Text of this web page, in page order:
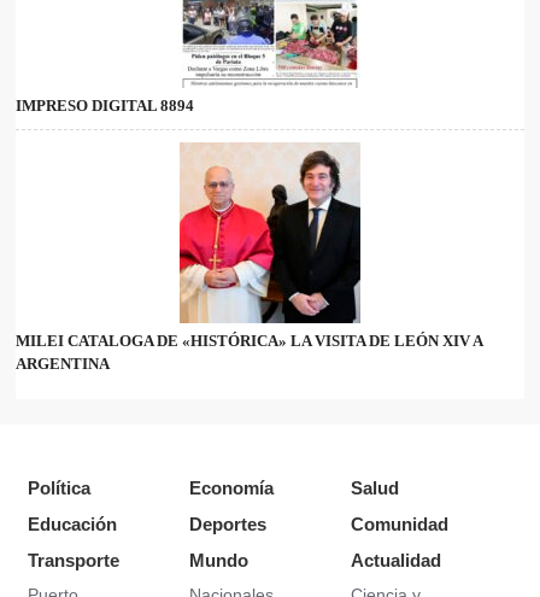
IMPRESO DIGITAL 8894
MILEI CATALOGA DE «HISTÓRICA» LA VISITA DE LEÓN XIV A
ARGENTINA
Política Economía
Salud
Educación
Deportes
Comunidad
Transporte
Mundo Actualidad